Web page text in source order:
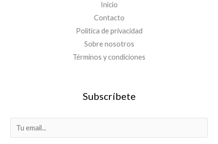
Inicio
Contacto
Política de privacidad
Sobre nosotros
Términos y condiciones
Subscríbete
m